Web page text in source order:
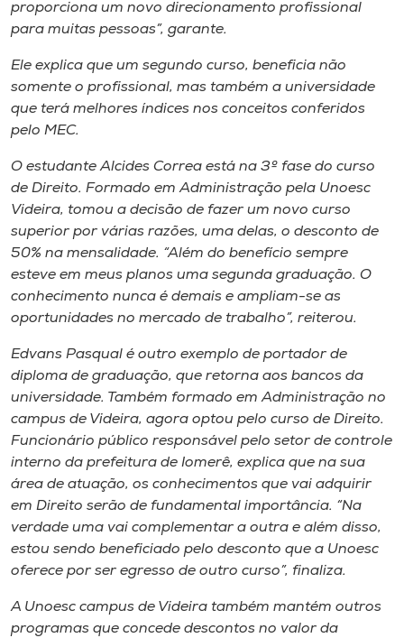
Selecione
o idioma
proporciona um novo direcionamento profissional
para muitas pessoas”, garante.
Ele explica que um segundo curso, beneficia não
somente o profissional, mas também a universidade
que terá melhores índices nos conceitos conferidos
pelo MEC.
O estudante Alcides Correa está na 3º fase do curso
de Direito. Formado em Administração pela Unoesc
Videira, tomou a decisão de fazer um novo curso
superior por várias razões, uma delas, o desconto de
50% na mensalidade. “Além do benefício sempre
esteve em meus planos uma segunda graduação. O
conhecimento nunca é demais e ampliam-se as
oportunidades no mercado de trabalho”, reiterou.
Edvans Pasqual é outro exemplo de portador de
diploma de graduação, que retorna aos bancos da
universidade. Também formado em Administração no
campus de Videira, agora optou pelo curso de Direito.
Funcionário público responsável pelo setor de controle
interno da prefeitura de Iomerê, explica que na sua
área de atuação, os conhecimentos que vai adquirir
em Direito serão de fundamental importância. “Na
verdade uma vai complementar a outra e além disso,
estou sendo beneficiado pelo desconto que a Unoesc
oferece por ser egresso de outro curso”, finaliza.
A Unoesc campus de Videira também mantém outros
programas que concede descontos no valor da